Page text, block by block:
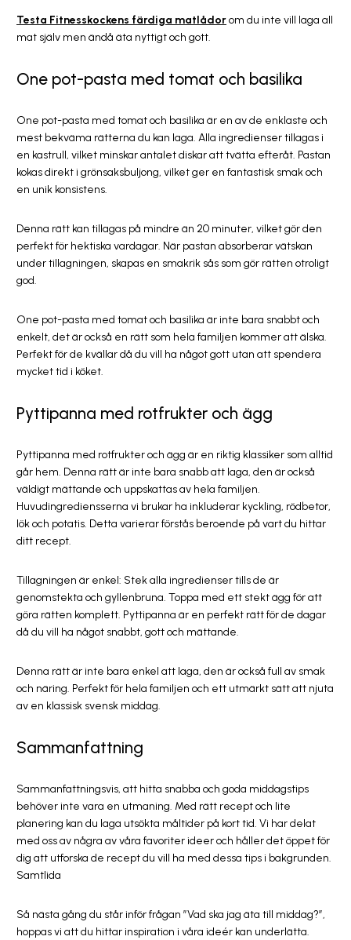
Testa Fitnesskockens färdiga matlådorom du inte vill laga all
mat själv men ändå äta nyttigt och gott.
One pot-pasta med tomat och basilika
One pot-pasta med tomat och basilika är en av de enklaste och
mest bekväma rätterna du kan laga. Alla ingredienser tillagas i
en kastrull, vilket minskar antalet diskar att tvätta efteråt. Pastan
kokas direkt i grönsaksbuljong, vilket ger en fantastisk smak och
en unik konsistens.
Denna rätt kan tillagas på mindre än 20 minuter, vilket gör den
perfekt för hektiska vardagar. När pastan absorberar vätskan
under tillagningen, skapas en smakrik sås som gör rätten otroligt
god.
One pot-pasta med tomat och basilika är inte bara snabbt och
enkelt, det är också en rätt som hela familjen kommer att älska.
Perfekt för de kvällar då du vill ha något gott utan att spendera
mycket tid i köket.
Pyttipanna med rotfrukter och ägg
Pyttipanna med rotfrukter och ägg är en riktig klassiker som alltid
går hem. Denna rätt är inte bara snabb att laga, den är också
väldigt mättande och uppskattas av hela familjen.
Huvudingrediensserna vi brukar ha inkluderar kyckling, rödbetor,
lök och potatis. Detta varierar förstås beroende på vart du hittar
ditt recept.
Tillagningen är enkel: Stek alla ingredienser tills de är
genomstekta och gyllenbruna. Toppa med ett stekt ägg för att
göra rätten komplett. Pyttipanna är en perfekt rätt för de dagar
då du vill ha något snabbt, gott och mättande.
Denna rätt är inte bara enkel att laga, den är också full av smak
och näring. Perfekt för hela familjen och ett utmärkt sätt att njuta
av en klassisk svensk middag.
Sammanfattning
Sammanfattningsvis, att hitta snabba och goda middagstips
behöver inte vara en utmaning. Med rätt recept och lite
planering kan du laga utsökta måltider på kort tid. Vi har delat
med oss av några av våra favoriter ideer och håller det öppet för
dig att utforska de recept du vill ha med dessa tips i bakgrunden.
Samtlida
Så nästa gång du står inför frågan ”Vad ska jag äta till middag?”,
hoppas vi att du hittar inspiration i våra ideér kan underlätta.